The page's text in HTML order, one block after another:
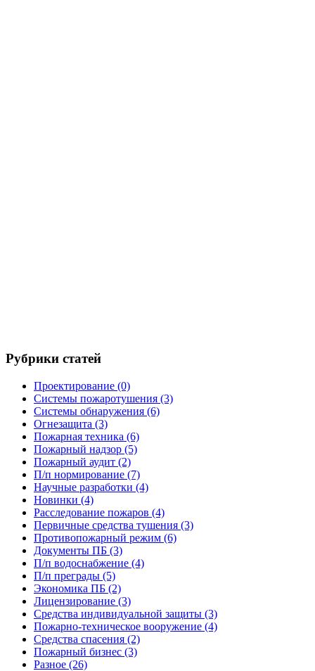
Рубрики статей
Проектирование (0)
Системы пожаротушения (3)
Системы обнаружения (6)
Огнезащита (3)
Пожарная техника (6)
Пожарный надзор (5)
Пожарный аудит (2)
П/п нормирование (7)
Научные разработки (4)
Новинки (4)
Расследование пожаров (4)
Первичные средства тушения (3)
Противопожарный режим (6)
Документы ПБ (3)
П/п водоснабжение (4)
П/п преграды (5)
Экономика ПБ (2)
Лицензирование (3)
Средства индивидуальной защиты (3)
Пожарно-техническое вооружение (4)
Средства спасения (2)
Пожарный бизнес (3)
Разное (26)